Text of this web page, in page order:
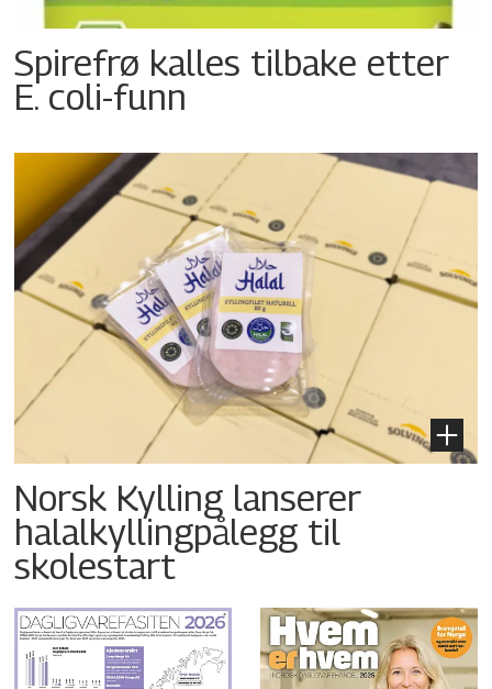
Spirefrø kalles tilbake etter
E. coli-funn
Norsk Kylling lanserer
halalkyllingpålegg til
skolestart